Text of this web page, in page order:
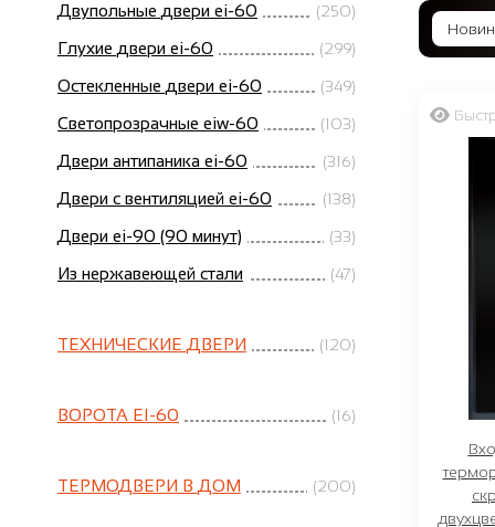
Двупольные двери ei-60 (250)
Глухие двери ei-60 (299)
Остекленные двери ei-60 (349)
Светопрозрачные eiw-60 (103)
Двери антипаника ei-60 (316)
Двери с вентиляцией ei-60 (138)
Двери ei-90 (90 минут) (33)
Из нержавеющей стали (47)
ТЕХНИЧЕСКИЕ ДВЕРИ (120)
ВОРОТА EI-60 (16)
ТЕРМОДВЕРИ В ДОМ (200)